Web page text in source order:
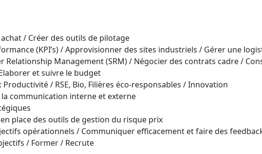
/ Créer des outils de pilotage
(KPI’s) / Approvisionner des sites industriels / Gérer une
Relationship Management (SRM) / Négocier des contrats cadre /
et suivre le budget
/ RSE, Bio, Filières éco-responsables / Innovation
communication interne et externe
place des outils de gestion du risque prix
opérationnels / Communiquer efficacement et faire des
/ Former / Recrute